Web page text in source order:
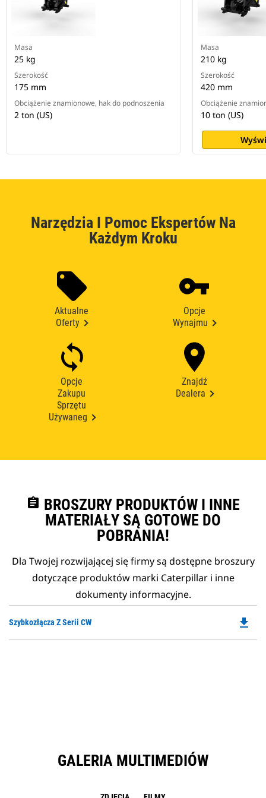
Masa
25 kg
Szerokość
175 mm
Obciążenie znamionowe, hak do podnoszenia
2 ton (US)
Masa
210 kg
Szerokość
420 mm
Obciążenie
10 ton (US)
Narzędzia I Pomoc Ekspertów Na
Każdym Kroku
Aktualne
Oferty
Opcje
Wynajmu
Opcje
Zakupu
Sprzętu
Używaneg
Znajdź
Dealera
assignment BROSZURY PRODUKTÓW I INNE
MATERIAŁY SĄ GOTOWE DO
POBRANIA!
Dla Twojej rozwijającej się firmy są dostępne broszury
dotyczące produktów marki Caterpillar i inne
dokumenty informacyjne.
Szybkozłącza Z Serii CW file_download
GALERIA MULTIMEDIÓW